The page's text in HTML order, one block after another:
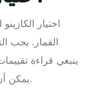
اختيار
القمار. يجب
ينبغي قراءة
يمكن أن يكون أيضًا علامة جيدة على جودة الكازينو.